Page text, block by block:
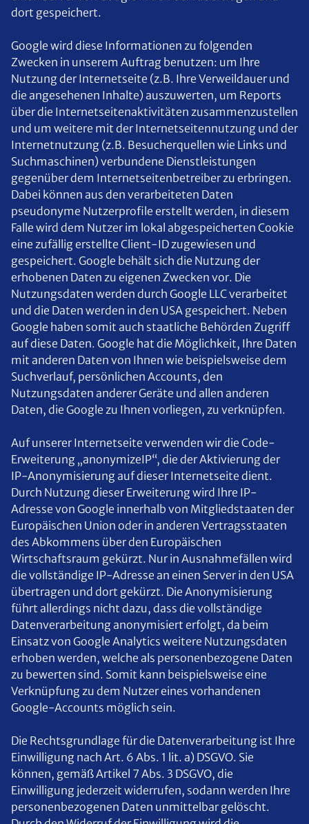
dort gespeichert.
Google wird diese Informationen zu folgenden
Zwecken in unserem Auftrag benutzen: um Ihre
Nutzung der Internetseite (z.B. Ihre Verweildauer und
die angesehenen Inhalte) auszuwerten, um Reports
über die Internetseitenaktivitäten zusammenzustellen
und um weitere mit der Internetseitennutzung und der
Internetnutzung (z.B. Besucherquellen wie Links und
Suchmaschinen) verbundene Dienstleistungen
gegenüber dem Internetseitenbetreiber zu erbringen.
Dabei können aus den verarbeiteten Daten
pseudonyme Nutzerprofile erstellt werden, in diesem
Falle wird dem Nutzer im lokal abgespeicherten Cookie
eine zufällig erstellte Client-ID zugewiesen und
gespeichert. Google behält sich die Nutzung der
erhobenen Daten zu eigenen Zwecken vor. Die
Nutzungsdaten werden durch Google LLC verarbeitet
und die Daten werden in den USA gespeichert. Neben
Google haben somit auch staatliche Behörden Zugriff
auf diese Daten. Google hat die Möglichkeit, Ihre Daten
mit anderen Daten von Ihnen wie beispielsweise dem
Suchverlauf, persönlichen Accounts, den
Nutzungsdaten anderer Geräte und allen anderen
Daten, die Google zu Ihnen vorliegen, zu verknüpfen.
Auf unserer Internetseite verwenden wir die Code-
Erweiterung „anonymizeIP“, die der Aktivierung der
IP-Anonymisierung auf dieser Internetseite dient.
Durch Nutzung dieser Erweiterung wird Ihre IP-
Adresse von Google innerhalb von Mitgliedstaaten der
Europäischen Union oder in anderen Vertragsstaaten
des Abkommens über den Europäischen
Wirtschaftsraum gekürzt. Nur in Ausnahmefällen wird
die vollständige IP-Adresse an einen Server in den USA
übertragen und dort gekürzt. Die Anonymisierung
führt allerdings nicht dazu, dass die vollständige
Datenverarbeitung anonymisiert erfolgt, da beim
Einsatz von Google Analytics weitere Nutzungsdaten
erhoben werden, welche als personenbezogene Daten
zu bewerten sind. Somit kann beispielsweise eine
Verknüpfung zu dem Nutzer eines vorhandenen
Google-Accounts möglich sein.
Die Rechtsgrundlage für die Datenverarbeitung ist Ihre
Einwilligung nach Art. 6 Abs. 1 lit. a) DSGVO. Sie
können, gemäß Artikel 7 Abs. 3 DSGVO, die
Einwilligung jederzeit widerrufen, sodann werden Ihre
personenbezogenen Daten unmittelbar gelöscht.